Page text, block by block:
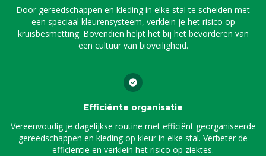
Door gereedschappen en kleding in elke stal te scheiden met
een speciaal kleurensysteem, verklein je het risico op
kruisbesmetting. Bovendien helpt het bij het bevorderen van
een cultuur van bioveiligheid.
Efficiënte organisatie
Vereenvoudig je dagelijkse routine met efficiënt georganiseerde
gereedschappen en kleding op kleur in elke stal. Verbeter de
efficiëntie en verklein het risico op ziektes.